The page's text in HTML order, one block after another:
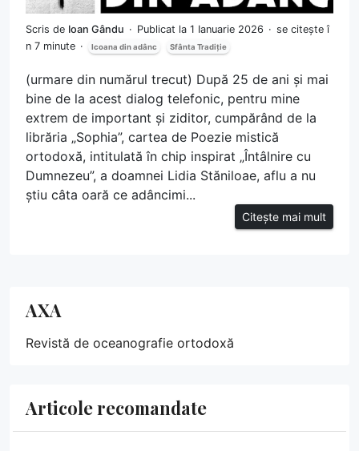
Scris de Ioan Gându Publicat la 1 Ianuarie 2026
se citește î
n 7 minute
Icoana din adânc Sfânta Tradiție
(urmare din numărul trecut) După 25 de ani și mai
bine de la acest dialog telefonic, pentru mine
extrem de important și ziditor, cumpărând de la
librăria „Sophia”, cartea de Poezie mistică
ortodoxă, intitulată în chip inspirat „Întâlnire cu
Dumnezeu”, a doamnei Lidia Stăniloae, aflu a nu
știu câta oară ce adâncimi...
Citește mai mult
AXA
Revistă de oceanografie ortodoxă
Articole recomandate